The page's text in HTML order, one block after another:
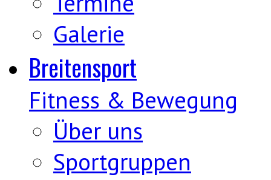
Galerie
Breitensport
Fitness & Bewegung
Über uns
Sportgruppen